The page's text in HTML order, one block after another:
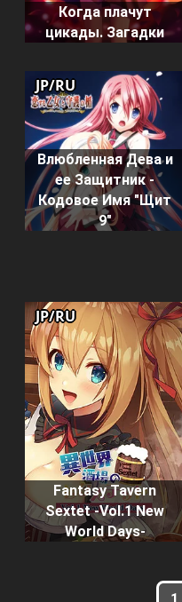
Когда плачут
цикады. Загадки
Влюбленная Дева и
ее Защитник -
Кодовое Имя "Щит
9"
JP/RU
Fantasy Tavern
Sextet -Vol.1 New
World Days-
JP/RU